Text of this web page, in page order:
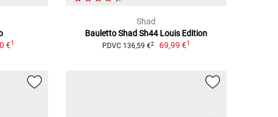
€1
Shad
Bauletto Shad Sh44 Louis Edition
PDVC 136,59 €2 69,99 €1